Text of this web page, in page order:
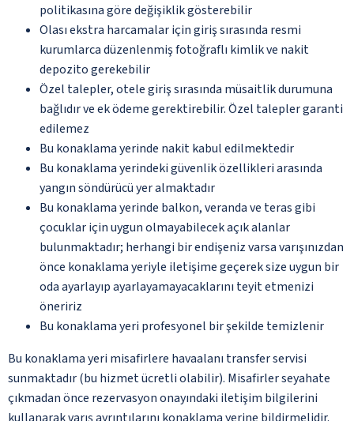
politikasına göre değişiklik gösterebilir
Olası ekstra harcamalar için giriş sırasında resmi
kurumlarca düzenlenmiş fotoğraflı kimlik ve nakit
depozito gerekebilir
Özel talepler, otele giriş sırasında müsaitlik durumuna
bağlıdır ve ek ödeme gerektirebilir. Özel talepler garanti
edilemez
Bu konaklama yerinde nakit kabul edilmektedir
Bu konaklama yerindeki güvenlik özellikleri arasında
yangın söndürücü yer almaktadır
Bu konaklama yerinde balkon, veranda ve teras gibi
çocuklar için uygun olmayabilecek açık alanlar
bulunmaktadır; herhangi bir endişeniz varsa varışınızdan
önce konaklama yeriyle iletişime geçerek size uygun bir
oda ayarlayıp ayarlayamayacaklarını teyit etmenizi
öneririz
Bu konaklama yeri profesyonel bir şekilde temizlenir
Bu konaklama yeri misafirlere havaalanı transfer servisi
sunmaktadır (bu hizmet ücretli olabilir). Misafirler seyahate
çıkmadan önce rezervasyon onayındaki iletişim bilgilerini
kullanarak varış ayrıntılarını konaklama yerine bildirmelidir.